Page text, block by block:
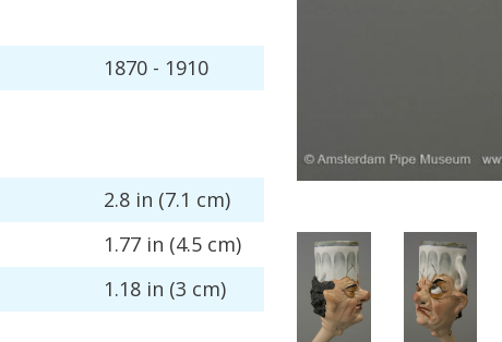
1870 - 1910
2.8 in (7.1 cm)
1.77 in (4.5 cm)
1.18 in (3 cm)